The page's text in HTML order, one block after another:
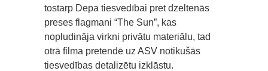
tostarp Depa tiesvedībai pret dzeltenās
preses flagmani “The Sun”, kas
nopludināja virkni privātu materiālu, tad
otrā filma pretendē uz ASV notikušās
tiesvedības detalizētu izklāstu.